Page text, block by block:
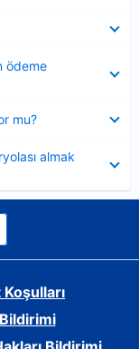
ödeme
mu?
almak